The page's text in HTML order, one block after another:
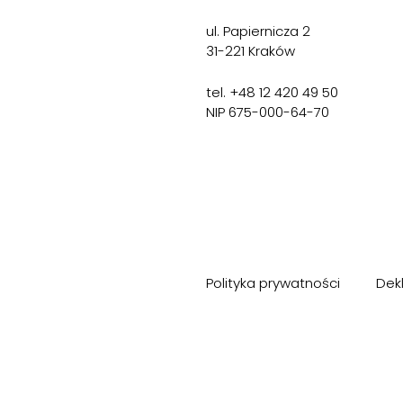
ul. Papiernicza 2
31-221 Kraków
tel. +48 12 420 49 50
NIP 675-000-64-70
Polityka prywatności